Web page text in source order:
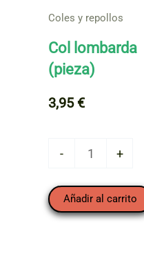
Coles y repollos
Col lombarda
(pieza)
3,95 €
-
(pieza)
cantidad
+
Añadir al carrito